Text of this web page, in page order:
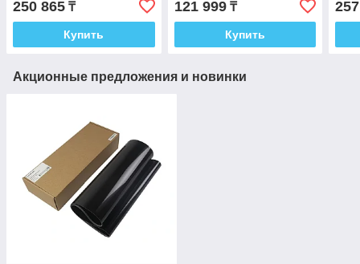
250 865 ₸
Купить
3550
121 999₸
Купить
Акционные предложения и новинки